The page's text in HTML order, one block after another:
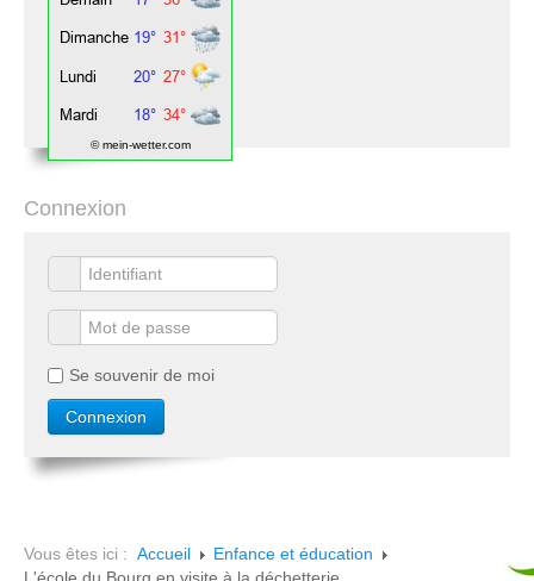
© mein-wetter.com
Connexion
Se souvenir de moi
Vous êtes ici : Accueil
Enfance et éducation